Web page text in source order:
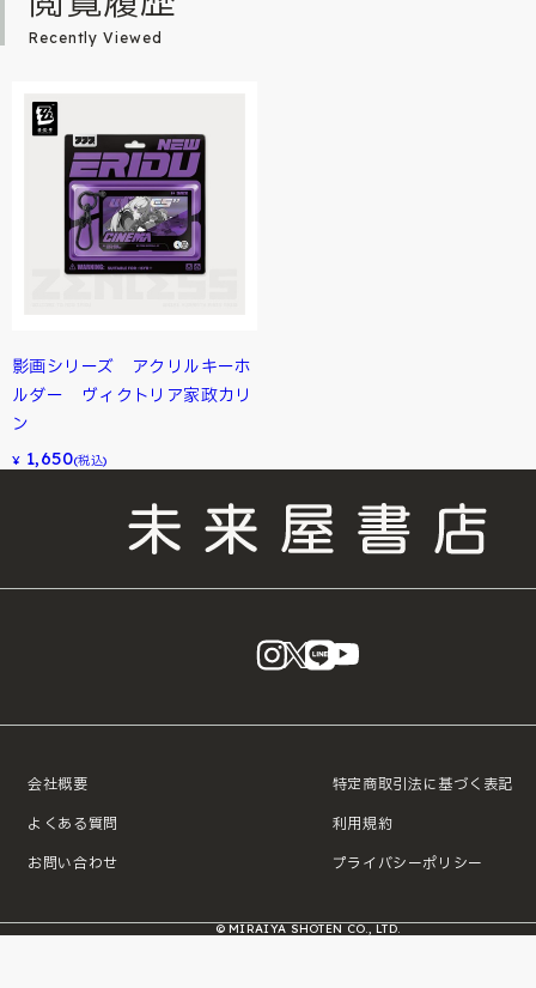
Recently Viewed
影画シリーズ アクリルキーホ
ルダー ヴィクトリア家政カリ
ン
¥ 1,650(税込)
instagram
X LINE
会社概要
よくある質問
お問い合わせ
特定商取引法に基づく表記
利用規約
プライバシーポリシー
© MIRAIYA SHOTEN CO., LTD.